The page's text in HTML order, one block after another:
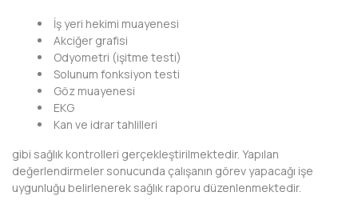
KASTAMONU
KAYSERİ
KIRIKKALE
KIRŞEHİR
İş yeri hekimi muayenesi
Akciğer grafisi
Odyometri (işitme testi)
Solunum fonksiyon testi
Göz muayenesi
EKG
Kan ve idrar tahlilleri
gibi sağlık kontrolleri gerçekleştirilmektedir. Yapılan
değerlendirmeler sonucunda çalışanın görev yapacağı işe
uygunluğu belirlenerek sağlık raporu düzenlenmektedir.